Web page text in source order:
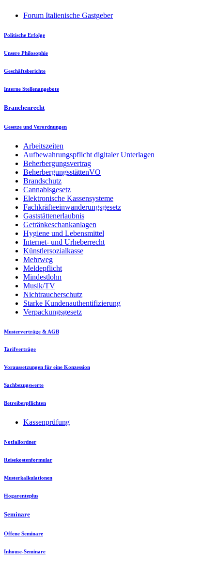
Forum Italienische Gastgeber
Politische Erfolge
Unsere Philosophie
Geschäftsberichte
Interne Stellenangebote
Branchenrecht
Gesetze und Verordnungen
Arbeitszeiten
Aufbewahrungspflicht digitaler Unterlagen
Beherbergungsvertrag
BeherbergungsstättenVO
Brandschutz
Cannabisgesetz
Elektronische Kassensysteme
Fachkräfteeinwanderungsgesetz
Gaststättenerlaubnis
Getränkeschankanlagen
Hygiene und Lebensmittel
Internet- und Urheberrecht
Künstlersozialkasse
Mehrweg
Meldepflicht
Mindestlohn
Musik/TV
Nichtraucherschutz
Starke Kundenauthentifizierung
Verpackungsgesetz
Musterverträge & AGB
Tarifverträge
Voraussetzungen für eine Konzession
Sachbezugswerte
Betreiberpflichten
Kassenprüfung
Notfallordner
Reisekostenformular
Musterkalkulationen
Hogarenteplus
Seminare
Offene Seminare
Inhouse-Seminare